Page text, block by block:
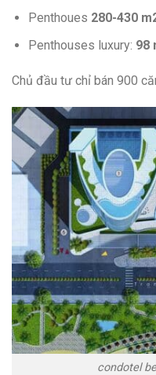
Penthoues 280-430
Penthouses luxury: 98
Chủ đầu tư chỉ bán 900
condotel